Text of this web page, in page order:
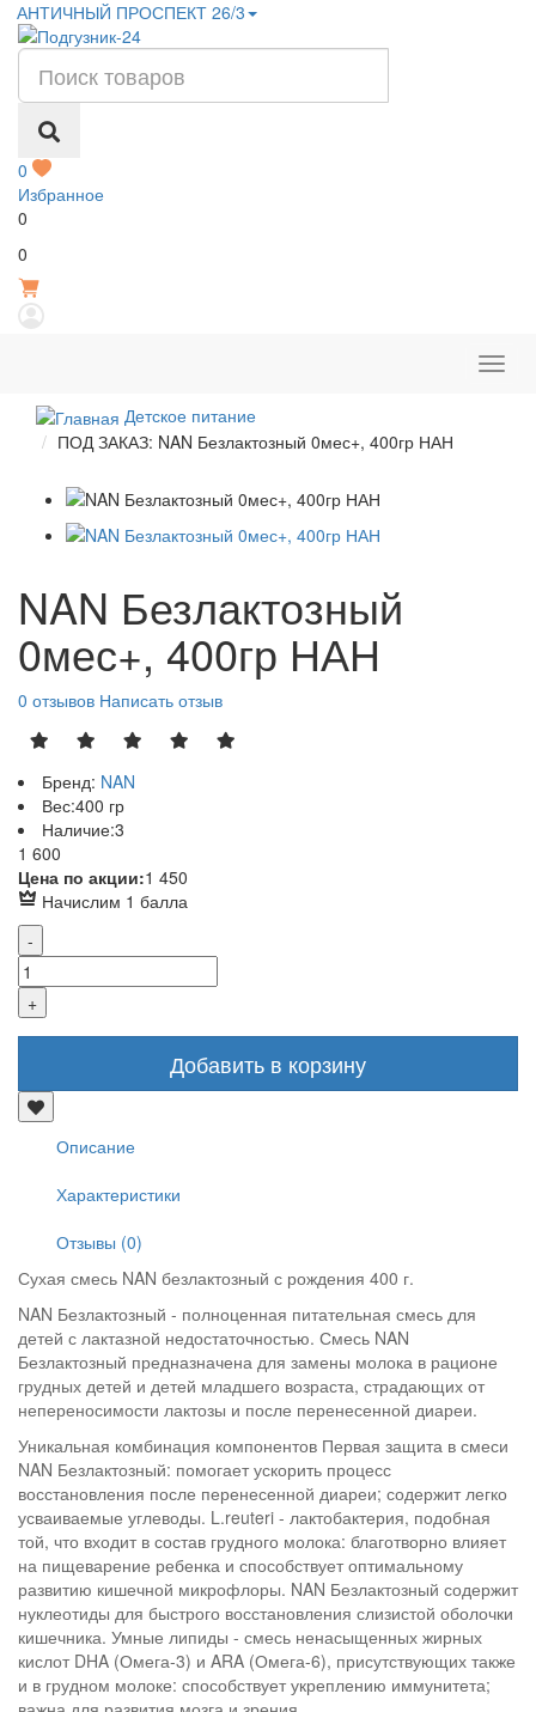
АНТИЧНЫЙ ПРОСПЕКТ 26/3
0
Избранное
0
0
Детское питание
ПОД ЗАКАЗ: NAN Безлактозный 0мес+, 400гр НАН
NAN Безлактозный
0мес+, 400гр НАН
0 отзывов Написать отзыв
Бренд: NAN
Вес:400 гр
Наличие:3
1 600
Цена по акции:1 450
Начислим 1 балла
Добавить в корзину
Описание
Характеристики
Отзывы (0)
Сухая смесь NAN безлактозный с рождения 400 г.
NAN Безлактозный - полноценная питательная смесь для
детей с лактазной недостаточностью. Смесь NAN
Безлактозный предназначена для замены молока в рационе
грудных детей и детей младшего возраста, страдающих от
непереносимости лактозы и после перенесенной диареи.
Уникальная комбинация компонентов Первая защита в смеси
NAN Безлактозный: помогает ускорить процесс
восстановления после перенесенной диареи; содержит легко
усваиваемые углеводы. L.reuteri - лактобактерия, подобная
той, что входит в состав грудного молока: благотворно влияет
на пищеварение ребенка и способствует оптимальному
развитию кишечной микрофлоры. NAN Безлактозный содержит
нуклеотиды для быстрого восстановления слизистой оболочки
кишечника. Умные липиды - смесь ненасыщенных жирных
кислот DHA (Омега-3) и ARA (Омега-6), присутствующих также
и в грудном молоке: способствует укреплению иммунитета;